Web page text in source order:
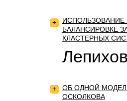
+
ИСПОЛЬЗОВАНИЕ
БАЛАНСИРОВКЕ
КЛАСТЕРНЫХ
+
ОБ ОДНОЙ
ОСКОЛКОВА